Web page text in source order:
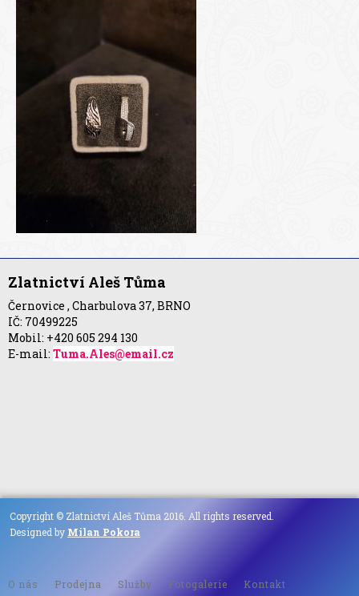
Zlatnictví Aleš Tůma
Černovice , Charbulova 37, BRNO
IČ: 70499225
Mobil: +420 605 294 130
E-mail: Tuma.Ales@email.cz
Copyright © Zlatnictví Aleš Tůma 2016. All rights reserved.
Designed by Milan Pokora
O nás Prodejna Služby Fotogalerie Kontakt